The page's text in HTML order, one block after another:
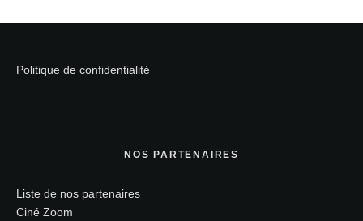
Politique de confidentialité
NOS PARTENAIRES
Liste de nos partenaires
Ciné Zoom